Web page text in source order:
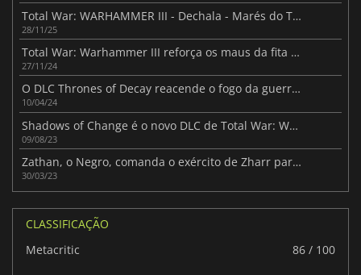
Total War: WARHAMMER III - Dechala - Marés do Tormento
28/11/25
Total War: Warhammer III reforça os maus da fita com Presságios de Destruição
27/11/24
O DLC Thrones of Decay reacende o fogo da guerra em Total War: Warhammer III
10/04/24
Shadows of Change é o novo DLC de Total War: Warhammer III
09/08/23
Zathan, o Negro, comanda o exército de Zharr para a batalha
30/03/23
CLASSIFICAÇÃO
Metacritic
86 / 100